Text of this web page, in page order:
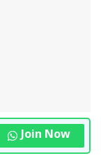
Join Now